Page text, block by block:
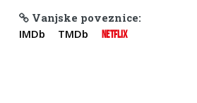
Vanjske poveznice:
IMDb TMDb NETFLIX